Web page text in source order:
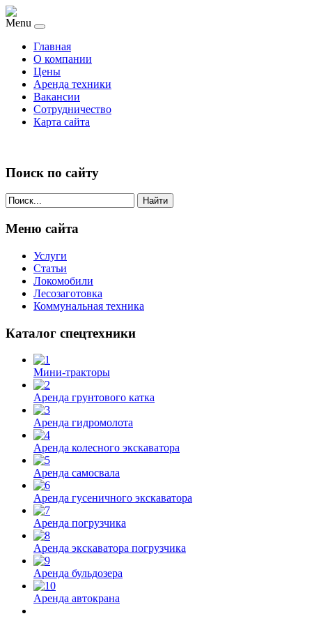
Menu
Главная
О компании
Цены
Аренда техники
Вакансии
Сотрудничество
Карта сайта
Поиск по сайту
Найти
Меню сайта
Услуги
Статьи
Локомобили
Лесозаготовка
Коммунальная техника
Каталог спецтехники
Мини-тракторы
Аренда грунтового катка
Аренда гидромолота
Аренда колесного экскаватора
Аренда самосвала
Аренда гусеничного экскаватора
Аренда погрузчика
Аренда экскаватора погрузчика
Аренда бульдозера
Аренда автокрана